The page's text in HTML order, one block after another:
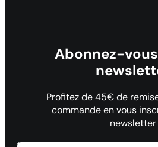
Abonnez-
Profitez de 45€ de
commande en vous
newsletter